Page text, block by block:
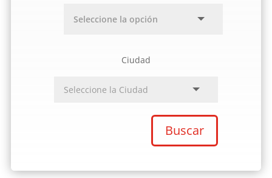
Ciudad
Buscar